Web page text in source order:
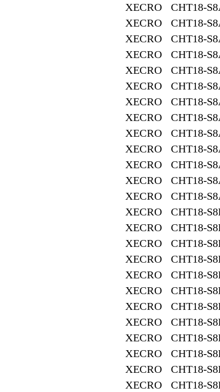
XECRO CHT18-
XECRO CHT18-
XECRO CHT18-
XECRO CHT18-
XECRO CHT18-
XECRO CHT18-
XECRO CHT18-
XECRO CHT18-
XECRO CHT18-
XECRO CHT18-
XECRO CHT18-
XECRO CHT18-
XECRO CHT18-
XECRO CHT18-
XECRO CHT18-
XECRO CHT18-
XECRO CHT18-
XECRO CHT18-
XECRO CHT18-
XECRO CHT18-
XECRO CHT18-
XECRO CHT18-
XECRO CHT18-
XECRO CHT18-
XECRO CHT18-